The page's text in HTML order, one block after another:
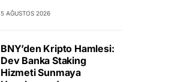
5 AĞUSTOS 2026
BNY’den Kripto Hamlesi:
Dev Banka Staking
Hizmeti Sunmaya